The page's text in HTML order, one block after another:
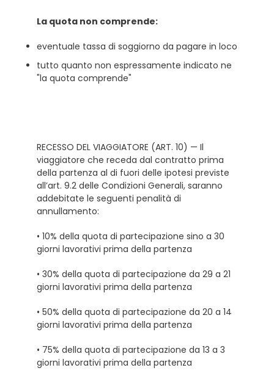
La quota non comprende:
eventuale tassa di soggiorno da pagare in loco
tutto quanto non espressamente indicato ne
"la quota comprende"
RECESSO DEL VIAGGIATORE (ART. 10) — Il
viaggiatore che receda dal contratto prima
della partenza al di fuori delle ipotesi previste
all’art. 9.2 delle Condizioni Generali, saranno
addebitate le seguenti penalità di
annullamento:
• 10% della quota di partecipazione sino a 30
giorni lavorativi prima della partenza
• 30% della quota di partecipazione da 29 a 21
giorni lavorativi prima della partenza
• 50% della quota di partecipazione da 20 a 14
giorni lavorativi prima della partenza
• 75% della quota di partecipazione da 13 a 3
giorni lavorativi prima della partenza